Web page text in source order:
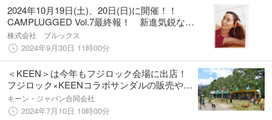
2024年10月19日(土)、20日(日)に開催！！
CAMPLUGGED Vol.7最終報！ 新進気鋭なア
ーティストや各種ワークショップを追
加！！ 入場無料でステージイベントを楽
しめます！
株式会社 ブルックス
2024年9月30日 11時00分
＜KEEN＞は今年もフジロック会場に出店！
フジロック×KEENコラボサンダルの販売や、
好評のキッズ参加プログラムを実施！
キーン・ジャパン合同会社
2024年7月10日 10時00分